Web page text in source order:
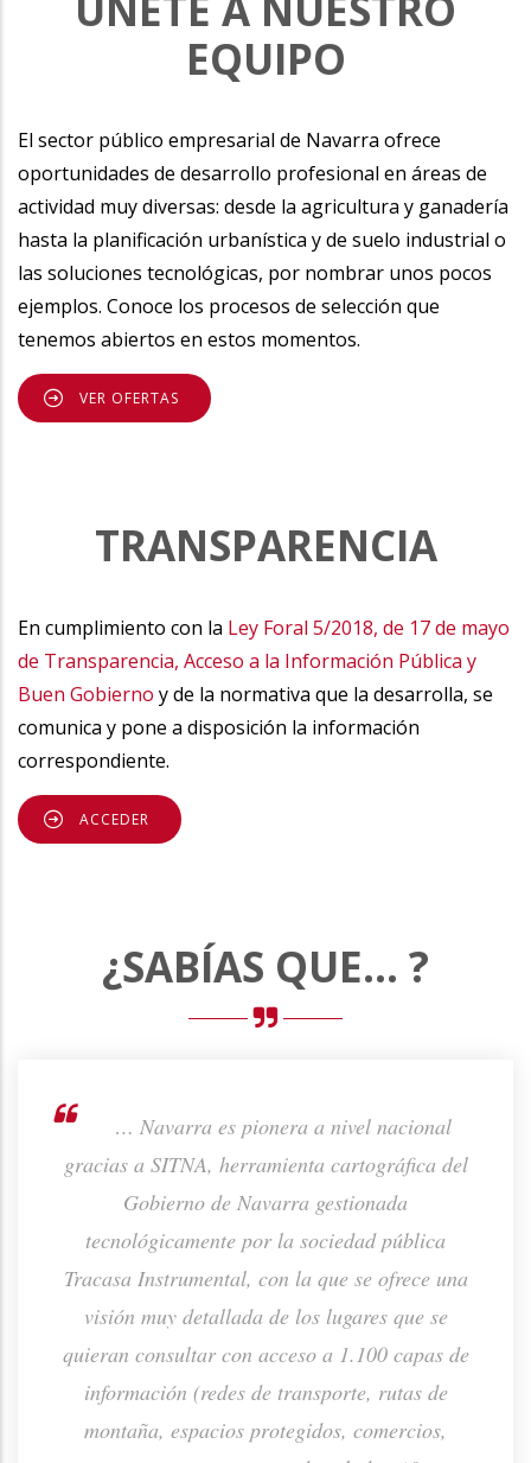
EQUIPO
El sector público empresarial de Navarra ofrece
oportunidades de desarrollo profesional en áreas de
actividad muy diversas: desde la agricultura y ganadería
hasta la planificación urbanística y de suelo industrial o
las soluciones tecnológicas, por nombrar unos pocos
ejemplos. Conoce los procesos de selección que
tenemos abiertos en estos momentos.
VER OFERTAS
TRANSPARENCIA
En cumplimiento con la Ley Foral 5/2018, de 17 de mayo
de Transparencia, Acceso a la Información Pública y
Buen Gobierno y de la normativa que la desarrolla, se
comunica y pone a disposición la información
correspondiente.
ACCEDER
¿SABÍAS QUE... ?
… Navarra es pionera a nivel nacional
gracias a SITNA, herramienta cartográfica del
Gobierno de Navarra gestionada
tecnológicamente por la sociedad pública
Tracasa Instrumental, con la que se ofrece una
visión muy detallada de los lugares que se
quieran consultar con acceso a 1.100 capas de
información (redes de transporte, rutas de
montaña, espacios protegidos, comercios,